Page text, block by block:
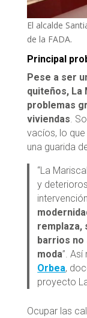
El alcalde
de la FADA.
Principal
Pese a ser
quiteños, La
problemas
viviendas.
vacíos, lo
una guarida
“La
y
remplaza,
barrios no
moda”.
Orbea,
proyecto
Ocupar las